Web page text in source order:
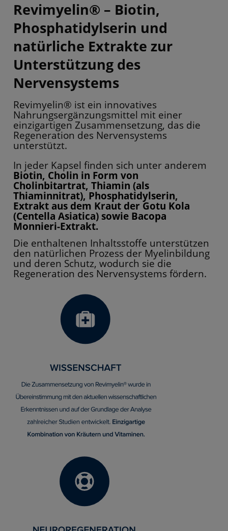
Revimyelin® – Biotin,
Phosphatidylserin und
natürliche Extrakte zur
Unterstützung des
Nervensystems
Revimyelin® ist ein innovatives
Nahrungsergänzungsmittel mit einer
einzigartigen Zusammensetzung, das die
Regeneration des Nervensystems
unterstützt.
In jeder Kapsel finden sich unter anderem
Biotin, Cholin in Form von
Cholinbitartrat, Thiamin (als
Thiaminnitrat), Phosphatidylserin,
Extrakt aus dem Kraut der Gotu Kola
(Centella Asiatica) sowie Bacopa
Monnieri-Extrakt.
Die enthaltenen Inhaltsstoffe unterstützen
den natürlichen Prozess der Myelinbildung
und deren Schutz, wodurch sie die
Regeneration des Nervensystems fördern.